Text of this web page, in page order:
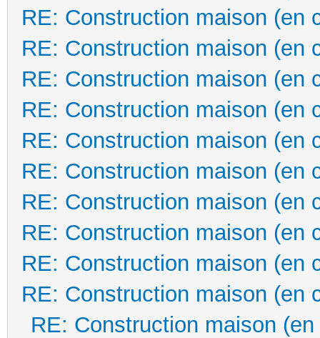
RE: Construction maison (en
RE: Construction maison (en
RE: Construction maison (en
RE: Construction maison (en
RE: Construction maison (en
RE: Construction maison (en
RE: Construction maison (en
RE: Construction maison (en
RE: Construction maison (en
RE: Construction maison (en
RE: Construction maison